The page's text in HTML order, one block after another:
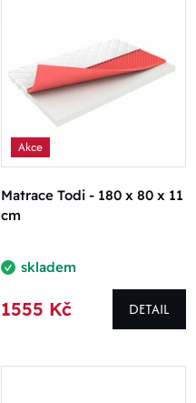
Akce
Matrace Todi - 180 x 80 x 11
cm
skladem
1555 Kč DETAIL